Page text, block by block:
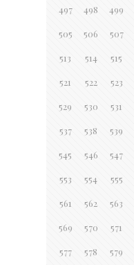
497 498 499
505 506 507
513 514 515
521 522 523
529 530 531
537 538 539
545 546 547
553 554 555
561 562 563
569 570 571
577 578 579